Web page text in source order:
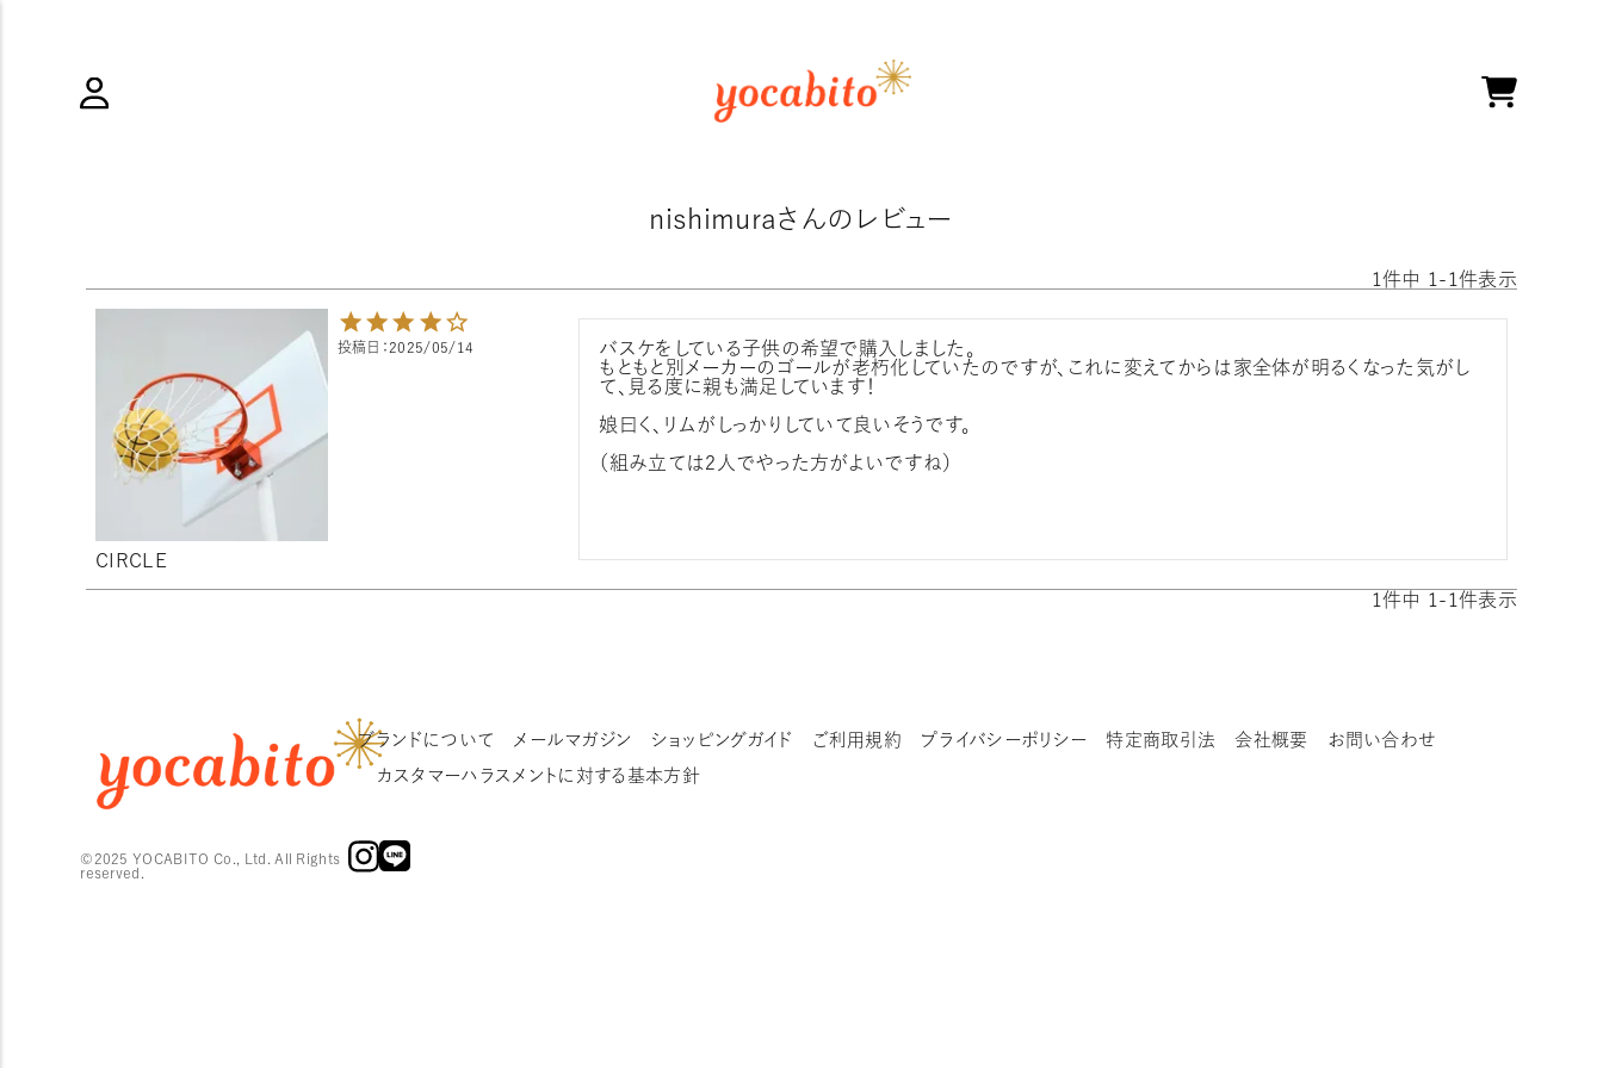
nishimuraさんのレビュー
1件中 1 -1件表示
CIRCLE
投稿日 2025/05/14
バスケをしている子供の希望で購入しました。
もともと別メーカーのゴールが老朽化していたのですが、これに変えてからは家全体が明るくなった気がし
て、見る度に親も満足しています！
娘曰く、リムがしっかりしていて良いそうです。
1件中 1 -1件表示
©2025 YOCABITO Co., Ltd. All Rights
reserved.
ブランドについて メールマガジン ショッピングガイド ご利用規約 プライバシーポリシー 特定商取引法 会社概要
お問い合わせ
カスタマーハラスメントに対する基本方針